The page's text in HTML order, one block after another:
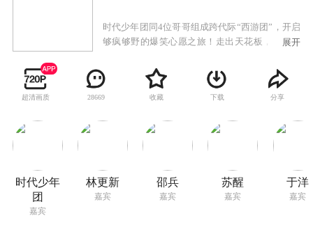
时代少年团同4位哥哥组成跨代际“西游团”，开启
够疯够野的爆笑心愿之旅！走出天花板，解锁最
梦想成真。代际反差+炸裂团魂，打造超燃西游攻
略！
展开
超清画质 28669 收藏 下载 分享
时代少年
团
嘉宾
林更新
嘉宾
邵兵
嘉宾
苏醒
嘉宾
于洋
嘉宾